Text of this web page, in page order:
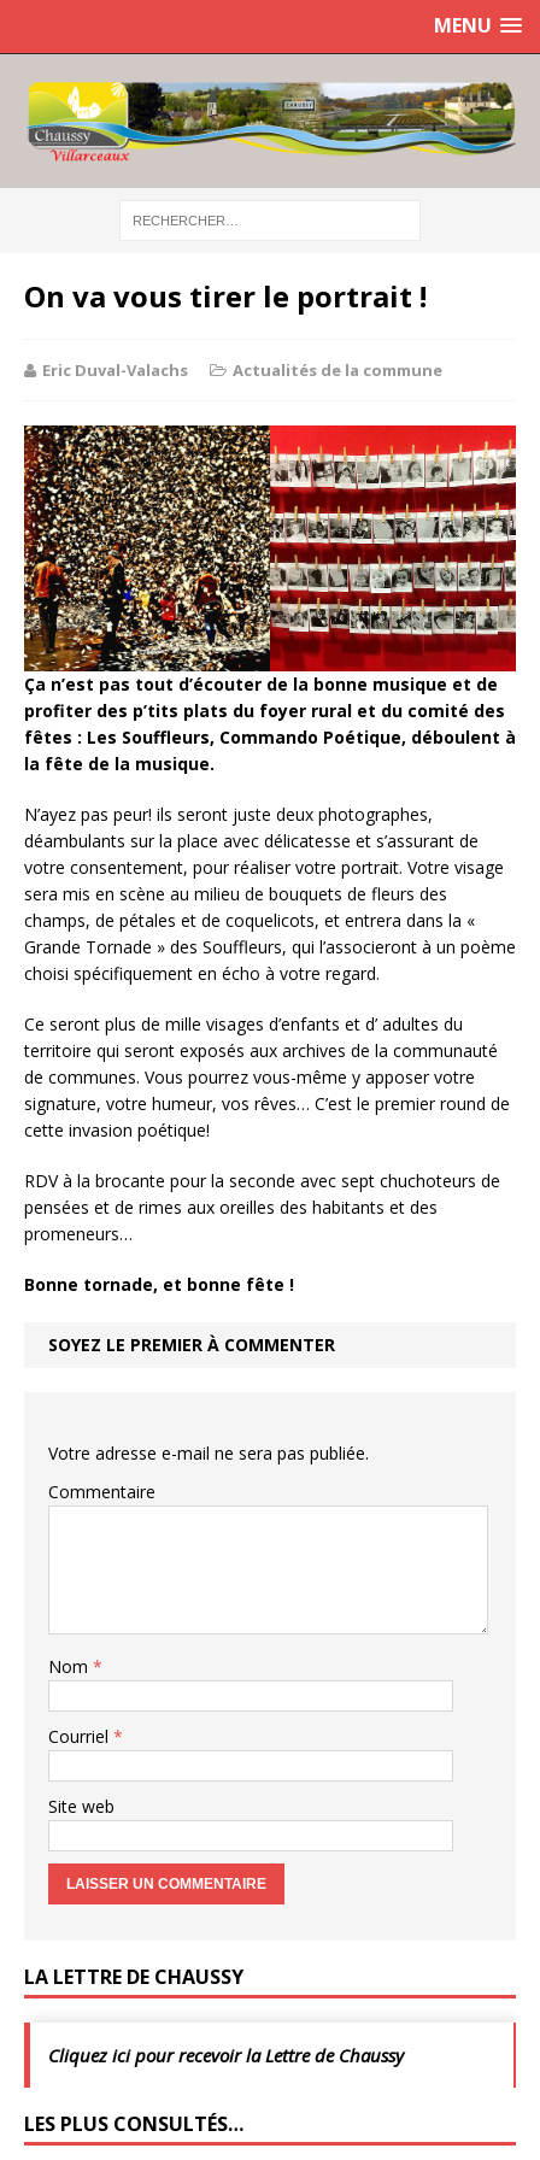
MENU
On va vous tirer le portrait !
Eric Duval-Valachs Actualités de la commune
Ça n’est pas tout d’écouter de la bonne musique et de
profiter des p’tits plats du foyer rural et du comité des
fêtes : Les Souffleurs, Commando Poétique, déboulent à
la fête de la musique.
N’ayez pas peur! ils seront juste deux photographes,
déambulants sur la place avec délicatesse et s’assurant de
votre consentement, pour réaliser votre portrait. Votre visage
sera mis en scène au milieu de bouquets de fleurs des
champs, de pétales et de coquelicots, et entrera dans la «
Grande Tornade » des Souffleurs, qui l’associeront à un poème
choisi spécifiquement en écho à votre regard.
Ce seront plus de mille visages d’enfants et d’ adultes du
territoire qui seront exposés aux archives de la communauté
de communes. Vous pourrez vous-même y apposer votre
signature, votre humeur, vos rêves… C’est le premier round de
cette invasion poétique!
RDV à la brocante pour la seconde avec sept chuchoteurs de
pensées et de rimes aux oreilles des habitants et des
promeneurs…
Bonne tornade, et bonne fête !
SOYEZ LE PREMIER À COMMENTER
Votre adresse e-mail ne sera pas publiée.
Commentaire
Nom *
Courriel *
Site web
LA LETTRE DE CHAUSSY
Cliquez ici pour recevoir la Lettre de Chaussy
LES PLUS CONSULTÉS…